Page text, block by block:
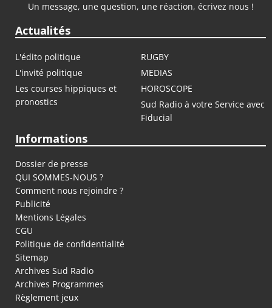
Un message, une question, une réaction, écrivez nous !
Actualités
L'édito politique
RUGBY
L'invité politique
MEDIAS
Les courses hippiques et
pronostics
HOROSCOPE
Sud Radio à votre Service avec
Fiducial
Informations
Dossier de presse
QUI SOMMES-NOUS ?
Comment nous rejoindre ?
Publicité
Mentions Légales
CGU
Politique de confidentialité
Sitemap
Archives Sud Radio
Archives Programmes
Règlement jeux